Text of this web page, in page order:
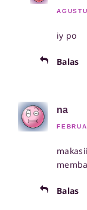
iy po
Balas
na
Balas